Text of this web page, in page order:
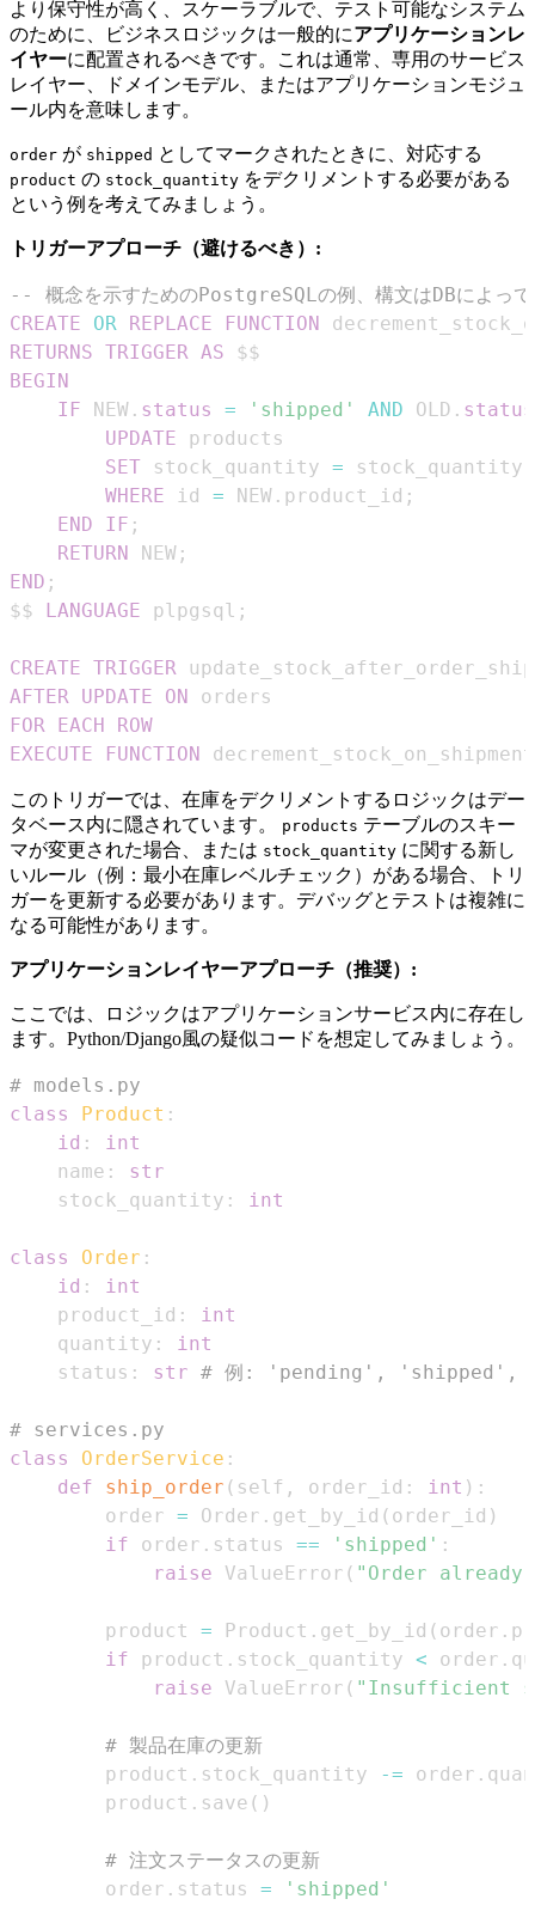
より保守性が高く、スケーラブルで、テスト可能なシステム
のために、ビジネスロジックは一般的にアプリケーションレ
イヤーに配置されるべきです。これは通常、専用のサービス
レイヤー、ドメインモデル、またはアプリケーションモジュ
ール内を意味します。
order が shipped としてマークされたときに、対応する
product の stock_quantity をデクリメントする必要がある
という例を考えてみましょう。
トリガーアプローチ（避けるべき）:
-- 概念を示すためのPostgreSQLの例、構文はDBによって
CREATE
OR REPLACE FUNCTION
RETURNS TRIGGER AS
BEGIN
IF NEW . status = 'shipped' AND OLD . status
UPDATE
SET stock_quantity = stock_quantity
WHERE id = NEW . product_id ;
END
IF ;
RETURN NEW ;
END ;
$$ LANGUAGE plpgsql ;
CREATE TRIGGER
AFTER UPDATE ON
FOR EACH ROW
EXECUTE
FUNCTION decrement_stock_on_shipment
このトリガーでは、在庫をデクリメントするロジックはデー
タベース内に隠されています。
products テーブルのスキー
マが変更された場合、または stock_quantity に関する新し
いルール（例：最小在庫レベルチェック）がある場合、トリ
ガーを更新する必要があります。デバッグとテストは複雑に
なる可能性があります。
アプリケーションレイヤーアプローチ（推奨）:
ここでは、ロジックはアプリケーションサービス内に存在し
ます。Python/Django風の疑似コードを想定してみましょう。
# models.py
class
Product :
id :
int
    name
:
str
    stock_quantity
: int
class Order :
id :
int
    product_id
:
int
    quantity
:
int
    status
: str # 例: 'pending', 'shipped',
# services.py
class
OrderService :
def
ship_order ( self , order_id : int ) :
        order
= Order . get_by_id ( order_id )
if order . status == 'shipped' :
raise ValueError ( "Order already
        product
= Product . get_by_id ( order .
if product . stock_quantity < order .
raise ValueError ( "Insufficient
# 製品在庫の更新
        product
. stock_quantity -= order .
        product
. save ( )
# 注文ステータスの更新
        order
. status =
'shipped'